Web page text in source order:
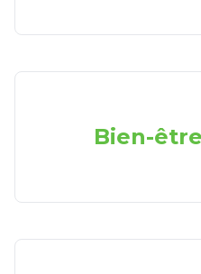
Bien-